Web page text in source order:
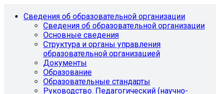
Сведения об образовательной организации
Сведения об образовательной организации
Основные сведения
Структура и органы управления
образовательной организацией
Документы
Образование
Образовательные стандарты
Руководство. Педагогический (научно-